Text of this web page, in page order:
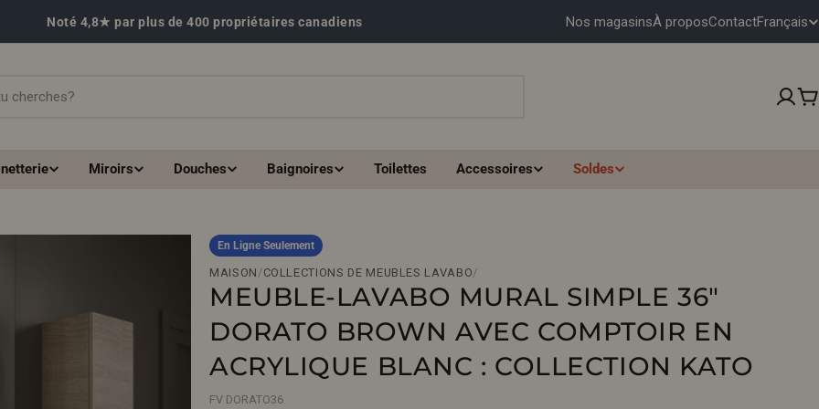
Noté 4,8★ par plus de 400 propriétaires canadiens Nos magasinsÀ proposContactL
N
Français
Miroirs Douches Baignoires Toilettes Accessoires Soldes
En Ligne Seulement
MAISON /COLLECTIONS DE MEUBLES LAVABO/
MEUBLE-LAVABO MURAL SIMPLE 36"
DORATO BROWN AVEC COMPTOIR EN
ACRYLIQUE BLANC : COLLECTION KATO
FV DORATO36